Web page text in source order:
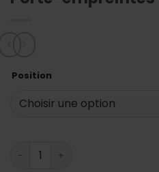
Position
quantité de Porte-